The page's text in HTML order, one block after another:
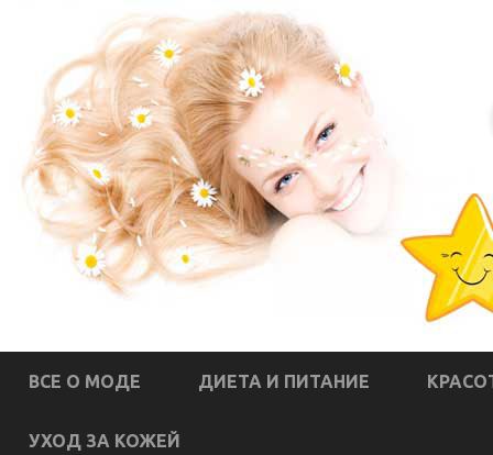
ВСЕ О МОДЕ ДИЕТА И ПИТАНИЕ
УХОД ЗА КОЖЕЙ